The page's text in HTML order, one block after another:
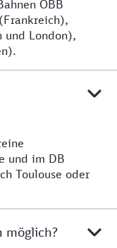
ÖBB
und London),
und im DB
Toulouse oder
möglich?